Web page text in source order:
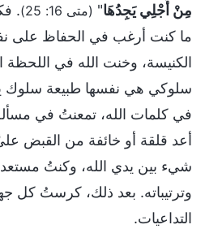
مِنْ أَجْلِي يَجِدُهَا" (متى 16: 25)
.
ما كنت أرغب في الحفاظ على
الكنيسة، وخنت الله في اللحظة
سلوكي هي نفسها طبيعة سلوك
في كلمات الله، تمعنتُ في
أعد قلقة أو خائفة من القبض
شيء بين يدي الله، وكنتُ
وترتيباته. بعد ذلك، كرستُ كل
التداعيات.